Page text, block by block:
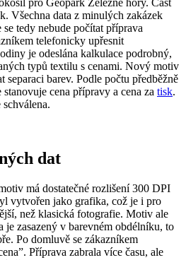
pro Geopark Železné hory. Část
Všechna data z minulých zakázek
tedy nebude počítat příprava
telefonicky upřesnit
je odeslána kalkulace podrobný,
typů textilu s cenami. Nový motiv
separaci barev. Podle počtu předběžně
cena přípravy a cena za tisk.
dat
má dostatečné rozlišení 300 DPI
vytvořen jako grafika, což je i pro
než klasická fotografie. Motiv ale
je zasazený v barevném obdélníku, to
Po domluvě se zákazníkem
Příprava zabrala více času, ale